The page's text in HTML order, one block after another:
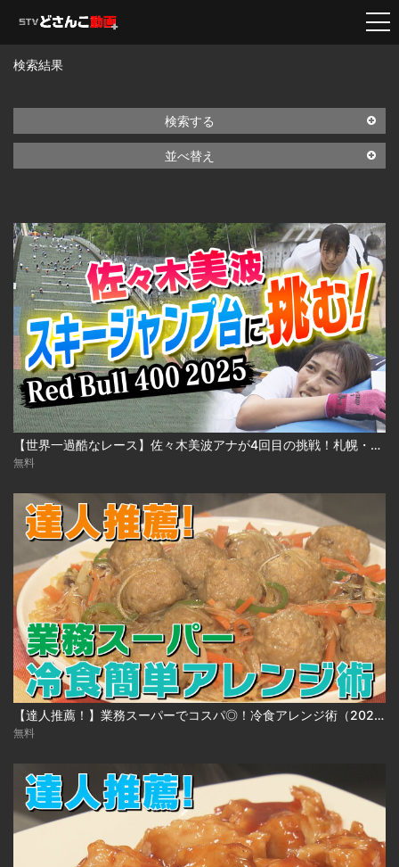
検索結果
検索する
並べ替え
【世界一過酷なレース】佐々木美波アナが4回目の挑戦！札幌・大倉山ジャンプ台を駆け上る！【Red Bull 400】（2025年5月19日放送）
無料
【達人推薦！】業務スーパーでコスパ◎！冷食アレンジ術（2025年1月16日放送）
無料